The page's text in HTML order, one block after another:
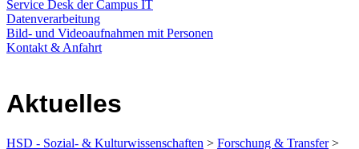
Service Desk der Campus IT
Datenverarbeitung
Bild- und Videoaufnahmen mit Personen
Kontakt & Anfahrt
Aktuelles
HSD - Sozial- & Kulturwissenschaften > Forschung & Transfer>